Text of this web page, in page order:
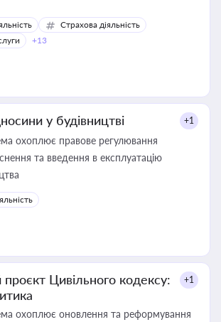
Страхова діяльність
+13
у будівництві +1
охоплює правове регулювання
та введення в експлуатацію
Цивільного кодексу:
+1
охоплює оновлення та реформування